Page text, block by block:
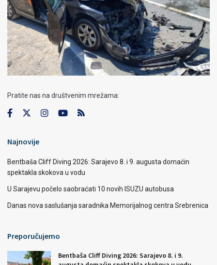
Pratite nas na društvenim mrežama:
Najnovije
Bentbaša Cliff Diving 2026: Sarajevo 8. i 9. augusta domaćin
spektakla skokova u vodu
U Sarajevu počelo saobraćati 10 novih ISUZU autobusa
Danas nova saslušanja saradnika Memorijalnog centra Srebrenica
Preporučujemo
Bentbaša Cliff Diving 2026: Sarajevo 8. i 9.